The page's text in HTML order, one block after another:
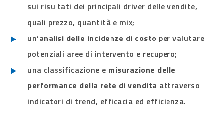
sui risultati dei principali driver delle vendite,
quali prezzo, quantità e mix;
un’analisi delle incidenze di costo per valutare
potenziali aree di intervento e recupero;
una classificazione e misurazione delle
performance della rete di vendita attraverso
indicatori di trend, efficacia ed efficienza.